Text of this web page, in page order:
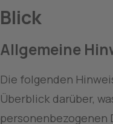
Blick
Allgemeine
Die folgenden
Überblick darüber,
personenbezogenen